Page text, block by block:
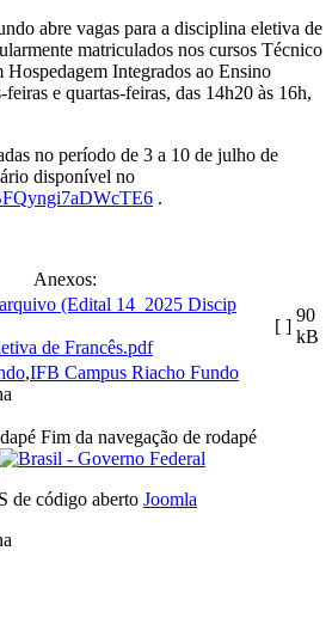
abre vagas para a disciplina eletiva de
matriculados nos cursos Técnico
Integrados ao Ensino
e quartas-feiras, das 14h20 às 16h,
no período de 3 a 10 de julho de
disponível no
.
Anexos:
de Francês.pdf
[ ]
90
kB
,IFB Campus Riacho Fundo
Fim da navegação de rodapé
de código aberto Joomla